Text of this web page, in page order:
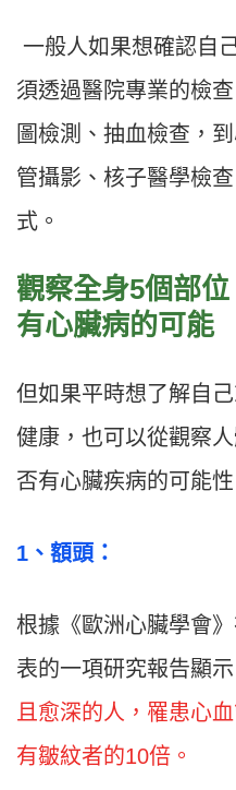
一般人如果想確認自
須透過醫院專業的檢
圖檢測、抽血檢查，
管攝影、核子醫學檢
式。
觀察全身5個部
有心臟病的可能
但如果平時想了解自
健康，也可以從觀察
否有心臟疾病的可能性
1、額頭：
根據《歐洲心臟學會
表的一項研究報告顯示
且愈深的人，罹患心
有皺紋者的10倍。